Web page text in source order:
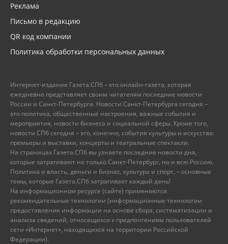
Реклама
Письмо в редакцию
QR код компании
Политика обработки персональных данных
Интернет-издание Газета.СПб – это онлайн-газета, которая
ежедневно представляет своим читателям последние новости
России и Санкт-Петербурга. Новости Санкт-Петербурга сегодня –
это политика, общественные настроения, важные события и
мероприятия, новости бизнеса и социальной сферы. Кроме того,
новости СПб сегодня – это, конечно, события культуры и искусства:
премьеры и выставки, концерты и театральные спектакли.
На страницах Газета.СПб вы узнаете последние новости дня,
которые затрагивают не только Санкт-Петербург, но и всю Россию.
Политика и власть, деньги и бизнес, культура и спорт, – основные
темы, которые Газета.СПб затрагивает каждый день!
На информационном ресурсе (сайте) применяются
рекомендательные технологии (информационные технологии
предоставления информации на основе сбора, систематизации и
анализа сведений, относящихся к предпочтениям пользователей
сети «Интернет», находящихся на территории Российской
Федерации).